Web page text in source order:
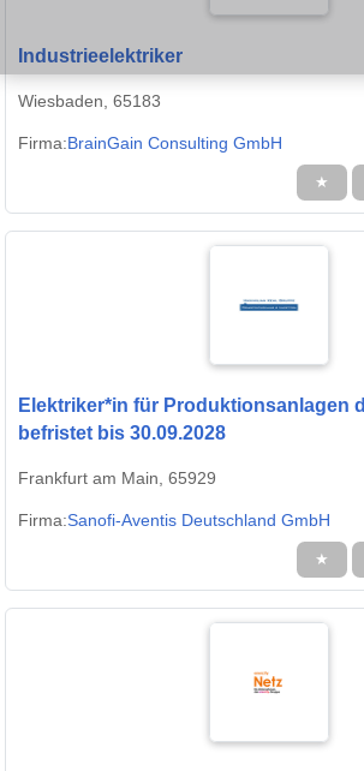
Industrieelektriker
Wiesbaden, 65183
Firma:BrainGain Consulting GmbH
★
Elektriker*in für Produktionsanlagen
befristet bis 30.09.2028
Frankfurt am Main, 65929
Firma:Sanofi-Aventis Deutschland GmbH
★